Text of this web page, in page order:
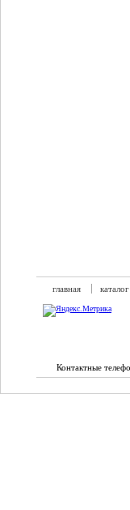
главная
Контактные